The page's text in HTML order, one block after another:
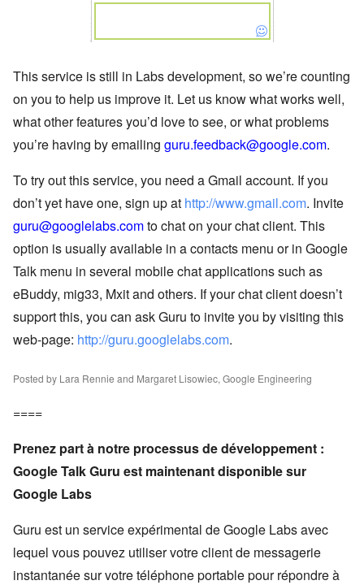
This service is still in Labs development, so we’re counting
on you to help us improve it. Let us know what works well,
what other features you’d love to see, or what problems
you’re having by emailing guru.feedback@google.com.
To try out this service, you need a Gmail account. If you
don’t yet have one, sign up at http://www.gmail.com. Invite
guru@googlelabs.comto chat on your chat client. This
option is usually available in a contacts menu or in Google
Talk menu in several mobile chat applications such as
eBuddy, mig33, Mxit and others. If your chat client doesn’t
support this, you can ask Guru to invite you by visiting this
web-page: http://guru.googlelabs.com.
Posted by Lara Rennie and Margaret Lisowiec, Google Engineering
====
Prenez part à notre processus de développement :
Google Talk Guru est maintenant disponible sur
Google Labs
Guru est un service expérimental de Google Labs avec
lequel vous pouvez utiliser votre client de messagerie
instantanée sur votre téléphone portable pour répondre à